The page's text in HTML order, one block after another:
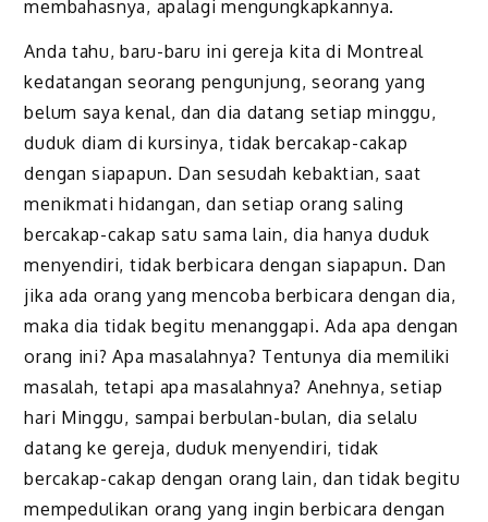
membahasnya, apalagi mengungkapkannya.
Anda tahu, baru-baru ini gereja kita di Montreal
kedatangan seorang pengunjung, seorang yang
belum saya kenal, dan dia datang setiap minggu,
duduk diam di kursinya, tidak bercakap-cakap
dengan siapapun. Dan sesudah kebaktian, saat
menikmati hidangan, dan setiap orang saling
bercakap-cakap satu sama lain, dia hanya duduk
menyendiri, tidak berbicara dengan siapapun. Dan
jika ada orang yang mencoba berbicara dengan dia,
maka dia tidak begitu menanggapi. Ada apa dengan
orang ini? Apa masalahnya? Tentunya dia memiliki
masalah, tetapi apa masalahnya? Anehnya, setiap
hari Minggu, sampai berbulan-bulan, dia selalu
datang ke gereja, duduk menyendiri, tidak
bercakap-cakap dengan orang lain, dan tidak begitu
mempedulikan orang yang ingin berbicara dengan